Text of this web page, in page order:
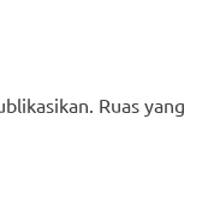
Ruas yang